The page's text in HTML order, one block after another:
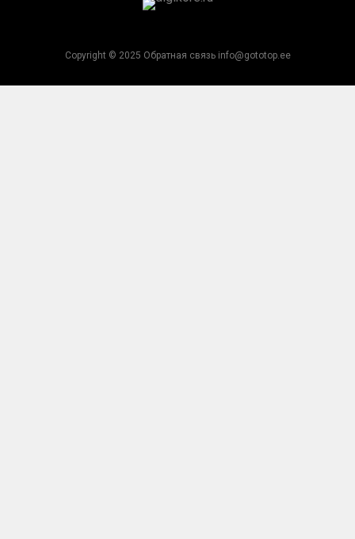
Copyright © 2025 Обратная связь info@gototop.ee